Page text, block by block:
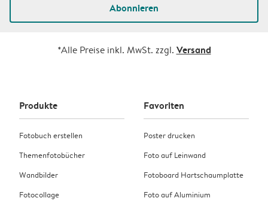
Abonnieren
*Alle Preise inkl. MwSt. zzgl. Versand
Produkte
Fotobuch erstellen
Themenfotobücher
Wandbilder
Fotocollage
Favoriten
Poster drucken
Foto auf Leinwand
Fotoboard Hartschaumplatte
Foto auf Aluminium